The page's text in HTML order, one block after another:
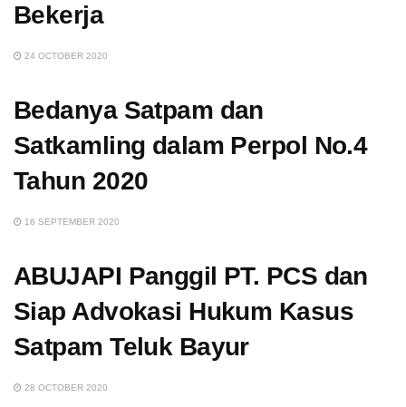
Bekerja
24 OCTOBER 2020
Bedanya Satpam dan
Satkamling dalam Perpol No.4
Tahun 2020
16 SEPTEMBER 2020
ABUJAPI Panggil PT. PCS dan
Siap Advokasi Hukum Kasus
Satpam Teluk Bayur
28 OCTOBER 2020